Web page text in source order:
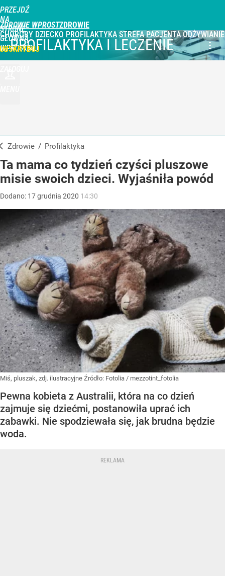
PRZEJDŹ
NA
STRONĘ
GŁÓWNĄ
WPROST.PL
ZDROWIE WPROST
CHOROBY DZIECKO PROFILAKTYKA STREFA PACJENTA ODŻYWIANIE
PROFILAKTYKA I LECZENIE
Zdrowie / Profilaktyka
Ta mama co tydzień czyści pluszowe
misie swoich dzieci. Wyjaśniła powód
Dodano: 17grudnia 2020 14:30
Miś, pluszak, zdj. ilustracyjne Źródło: Fotolia / mezzotint_fotolia
Pewna kobieta z Australii, która na co dzień
zajmuje się dziećmi, postanowiła uprać ich
zabawki. Nie spodziewała się, jak brudna będzie
woda.